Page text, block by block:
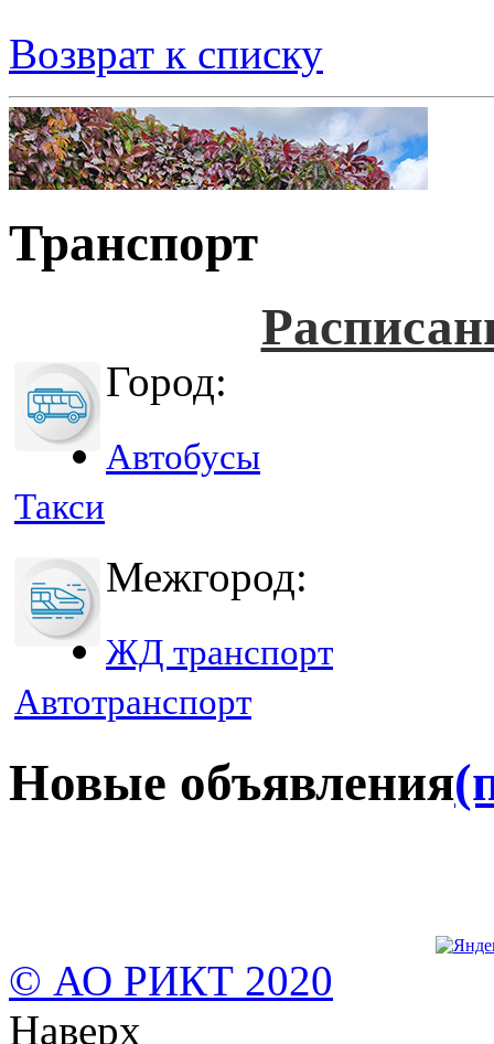
Возврат к списку
Транспорт
Город:
Автобусы
Такси
Межгород:
ЖД транспорт
Автотранспорт
Новые объявления
© АО РИКТ 2020
Наверх